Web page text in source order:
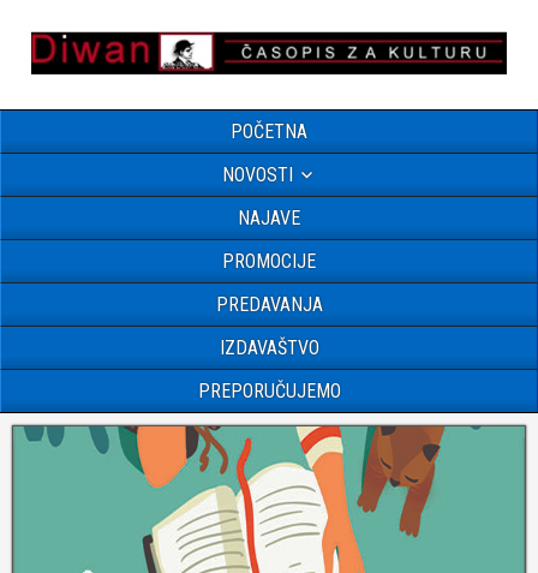
POČETNA
NOVOSTI
NAJAVE
PROMOCIJE
PREDAVANJA
IZDAVAŠTVO
PREPORUČUJEMO